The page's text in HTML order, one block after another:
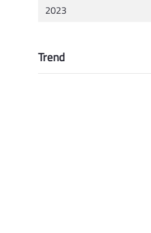
2023
Trend